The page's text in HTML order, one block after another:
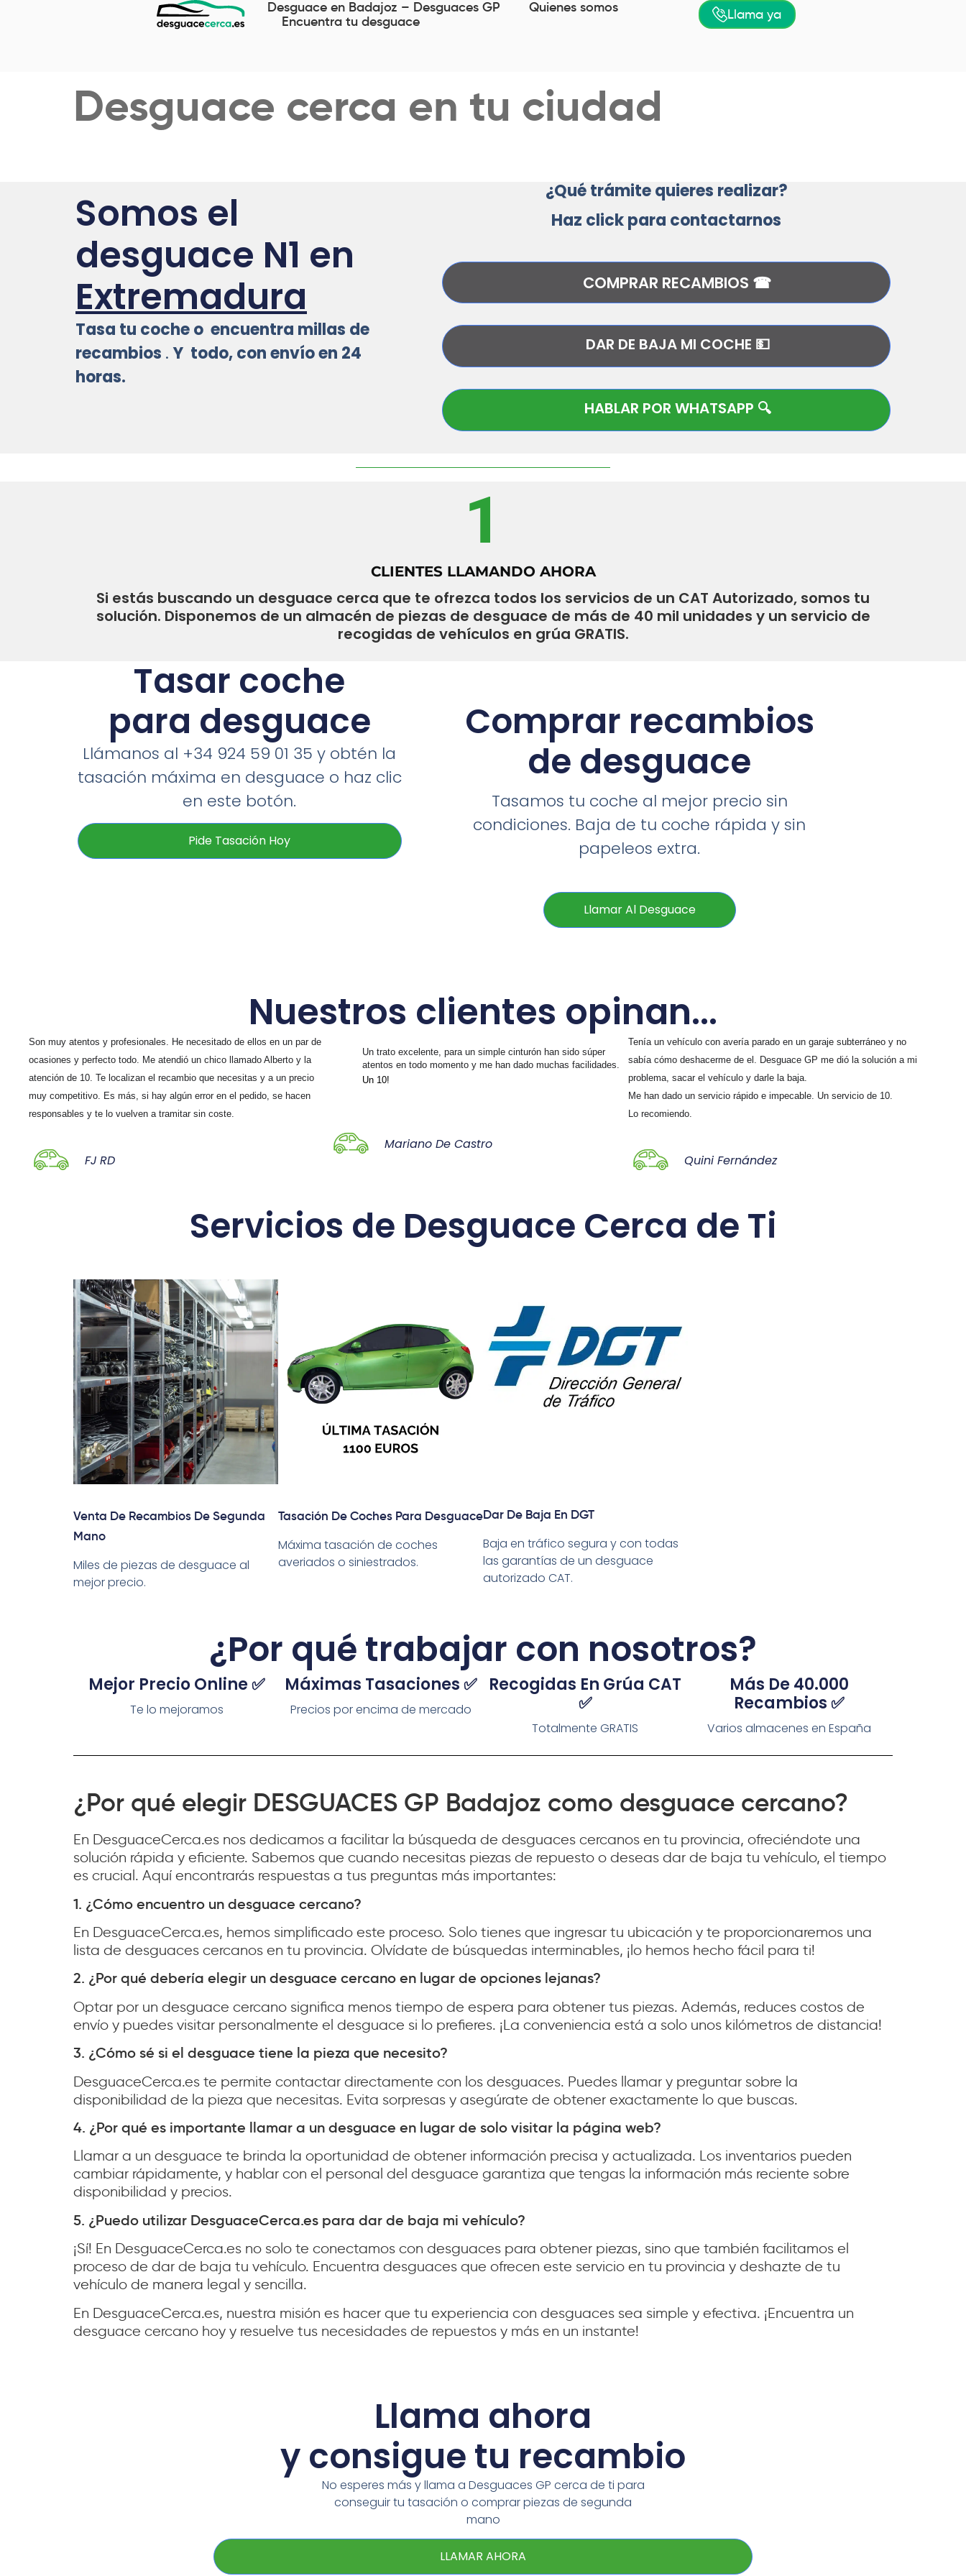
Desguace en Badajoz – Desguaces GP
Quienes somos
Encuentra tu desguace
Llama ya
Desguace cerca en tu ciudad
Somos el
desguace N1 en
Extremadura
Tasa tu coche o encuentra millas de
recambios . Y todo, con envío en 24
horas.
¿Qué trámite quieres realizar?
Haz click para contactarnos
COMPRAR RECAMBIOS ☎
DAR DE BAJA MI COCHE 💵
HABLAR POR WHATSAPP 🔍
CLIENTES LLAMANDO AHORA
1
Si estás buscando un desguace cerca que te ofrezca todos los servicios de un CAT Autorizado, somos tu
solución. Disponemos de un almacén de piezas de desguace de más de 40 mil unidades y un servicio de
recogidas de vehículos en grúa GRATIS.
Tasar coche
para desguace
Llámanos al +34 924 59 01 35 y obtén la
tasación máxima en desguace o haz clic
en este botón.
Pide Tasación Hoy
Comprar recambios
de desguace
Tasamos tu coche al mejor precio sin
condiciones. Baja de tu coche rápida y sin
papeleos extra.
Llamar Al Desguace
Nuestros clientes opinan...
Son muy atentos y profesionales. He necesitado de ellos en un par de
ocasiones y perfecto todo. Me atendió un chico llamado Alberto y la
atención de 10. Te localizan el recambio que necesitas y a un precio
muy competitivo. Es más, si hay algún error en el pedido, se hacen
responsables y te lo vuelven a tramitar sin coste.
FJ RD
Un trato excelente, para un simple cinturón han sido súper
atentos en todo momento y me han dado muchas facilidades.
Un 10!
Mariano De Castro
Tenía un vehículo con avería parado en un garaje subterráneo y no
sabía cómo deshacerme de el. Desguace GP me dió la solución a mi
problema, sacar el vehículo y darle la baja.
Me han dado un servicio rápido e impecable. Un servicio de 10.
Lo recomiendo.
Quini Fernández
Servicios de Desguace Cerca de Ti
Venta De Recambios De Segunda
Mano
Miles de piezas de desguace al
mejor precio.
Tasación De Coches Para Desguace
Máxima tasación de coches
averiados o siniestrados.
Dar De Baja En DGT
Baja en tráfico segura y con todas
las garantías de un desguace
autorizado CAT.
¿Por qué trabajar con nosotros?
Mejor Precio Online ✅
Te lo mejoramos
Máximas Tasaciones ✅
Precios por encima de mercado
Recogidas En Grúa CAT
✅
Totalmente GRATIS
Más De 40.000
Recambios ✅
Varios almacenes en España
¿Por qué elegir DESGUACES GP Badajoz como desguace cercano?
En DesguaceCerca.es nos dedicamos a facilitar la búsqueda de desguaces cercanos en tu provincia, ofreciéndote una
solución rápida y eficiente. Sabemos que cuando necesitas piezas de repuesto o deseas dar de baja tu vehículo, el tiempo
es crucial. Aquí encontrarás respuestas a tus preguntas más importantes:
1. ¿Cómo encuentro un desguace cercano?
En DesguaceCerca.es, hemos simplificado este proceso. Solo tienes que ingresar tu ubicación y te proporcionaremos una
lista de desguaces cercanos en tu provincia. Olvídate de búsquedas interminables, ¡lo hemos hecho fácil para ti!
2. ¿Por qué debería elegir un desguace cercano en lugar de opciones lejanas?
Optar por un desguace cercano significa menos tiempo de espera para obtener tus piezas. Además, reduces costos de
envío y puedes visitar personalmente el desguace si lo prefieres. ¡La conveniencia está a solo unos kilómetros de distancia!
3. ¿Cómo sé si el desguace tiene la pieza que necesito?
DesguaceCerca.es te permite contactar directamente con los desguaces. Puedes llamar y preguntar sobre la
disponibilidad de la pieza que necesitas. Evita sorpresas y asegúrate de obtener exactamente lo que buscas.
4. ¿Por qué es importante llamar a un desguace en lugar de solo visitar la página web?
Llamar a un desguace te brinda la oportunidad de obtener información precisa y actualizada. Los inventarios pueden
cambiar rápidamente, y hablar con el personal del desguace garantiza que tengas la información más reciente sobre
disponibilidad y precios.
5. ¿Puedo utilizar DesguaceCerca.es para dar de baja mi vehículo?
¡Sí! En DesguaceCerca.es no solo te conectamos con desguaces para obtener piezas, sino que también facilitamos el
proceso de dar de baja tu vehículo. Encuentra desguaces que ofrecen este servicio en tu provincia y deshazte de tu
vehículo de manera legal y sencilla.
En DesguaceCerca.es, nuestra misión es hacer que tu experiencia con desguaces sea simple y efectiva. ¡Encuentra un
desguace cercano hoy y resuelve tus necesidades de repuestos y más en un instante!
Llama ahora
y consigue tu recambio
No esperes más y llama a Desguaces GP cerca de ti para
conseguir tu tasación o comprar piezas de segunda
mano
LLAMAR AHORA